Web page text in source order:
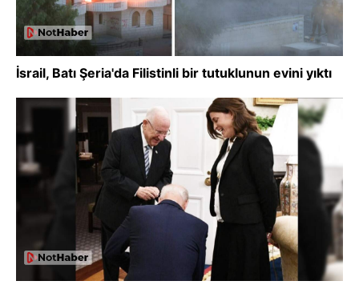
İsrail, Batı Şeria'da Filistinli bir tutuklunun evini yıktı